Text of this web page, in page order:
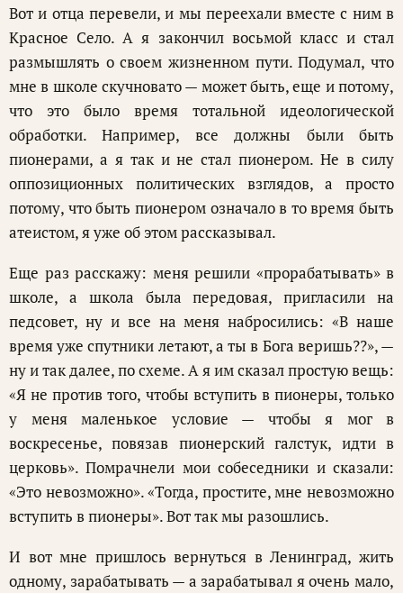
Вот и отца перевели, и мы переехали вместе с ним в
Красное Село. А я закончил восьмой класс и стал
размышлять о своем жизненном пути. Подумал, что
мне в школе скучновато — может быть, еще и потому,
что это было время тотальной идеологической
обработки. Например, все должны были быть
пионерами, а я так и не стал пионером. Не в силу
оппозиционных политических взглядов, а просто
потому, что быть пионером означало в то время быть
атеистом, я уже об этом рассказывал.
Еще раз расскажу: меня решили «прорабатывать» в
школе, а школа была передовая, пригласили на
педсовет, ну и все на меня набросились: «В наше
время уже спутники летают, а ты в Бога веришь??», —
ну и так далее, по схеме. А я им сказал простую вещь:
«Я не против того, чтобы вступить в пионеры, только
у меня маленькое условие — чтобы я мог в
воскресенье, повязав пионерский галстук, идти в
церковь». Помрачнели мои собеседники и сказали:
«Это невозможно». «Тогда, простите, мне невозможно
вступить в пионеры». Вот так мы разошлись.
И вот мне пришлось вернуться в Ленинград, жить
одному, зарабатывать — а зарабатывал я очень мало,